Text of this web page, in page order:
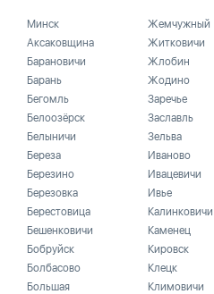
Минск
Аксаковщина
Барановичи
Барань
Бегомль
Белоозёрск
Белыничи
Береза
Березино
Березовка
Берестовица
Бешенковичи
Бобруйск
Болбасово
Большая
Жемчужный
Житковичи
Жлобин
Жодино
Заречье
Заславль
Зельва
Иваново
Ивацевичи
Ивье
Калинковичи
Каменец
Кировск
Клецк
Климовичи